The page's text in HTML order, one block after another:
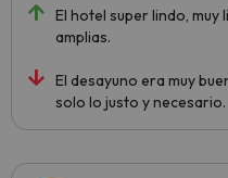
El hotel super lindo, muy
amplias.
El desayuno era muy
solo lo justo y necesario.